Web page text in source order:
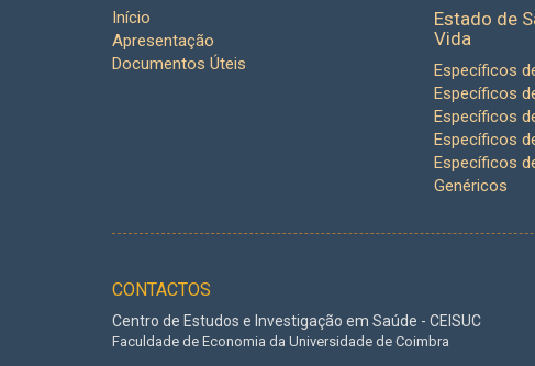
Início
Apresentação
Documentos Úteis
Estado de
Vida
Específicos
Específicos
Específicos
Específicos
Específicos
Genéricos
CONTACTOS
Centro de Estudos e Investigação em Saúde - CEISUC
Faculdade de Economia da Universidade de Coimbra